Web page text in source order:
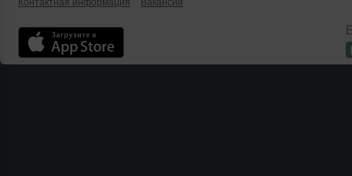
Контактная информация
Вакансии